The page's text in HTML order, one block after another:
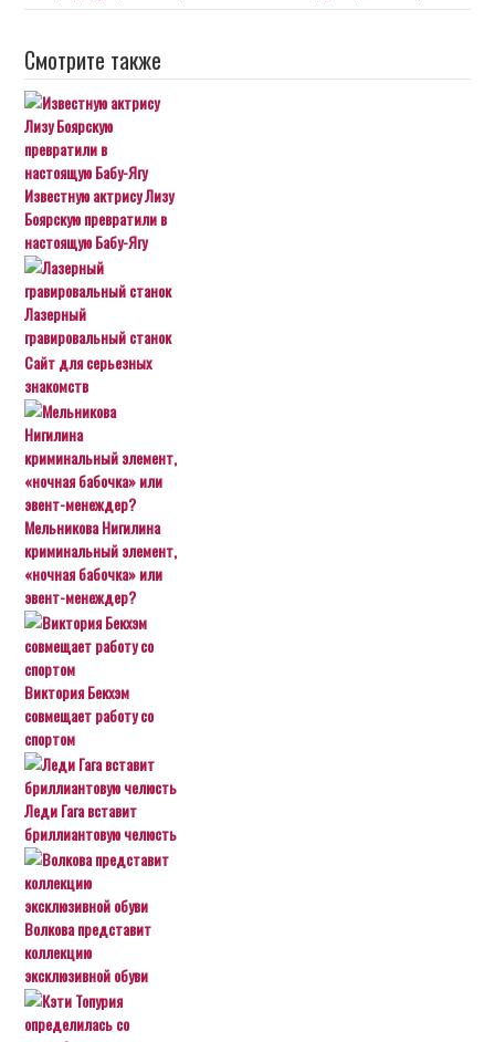
Смотрите также
Известную актрису Лизу
Боярскую превратили в
настоящую Бабу-Ягу
Лазерный
гравировальный станок
Сайт для серьезных
знакомств
Мельникова Нигилина
криминальный элемент,
«ночная бабочка» или
эвент-менеждер?
Виктория Бекхэм
совмещает работу со
спортом
Леди Гага вставит
бриллиантовую челюсть
Волкова представит
коллекцию
эксклюзивной обуви